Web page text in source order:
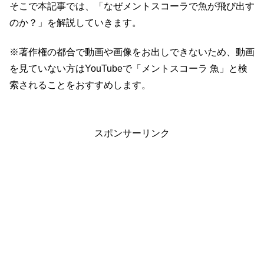
そこで本記事では、「なぜメントスコーラで魚が飛び出す
のか？」を解説していきます。
※著作権の都合で動画や画像をお出しできないため、動画
を見ていない方はYouTubeで「メントスコーラ 魚」と検
索されることをおすすめします。
スポンサーリンク